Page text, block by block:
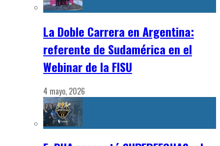
La Doble Carrera en Argentina:
referente de Sudamérica en el
Webinar de la FISU
4 mayo, 2026